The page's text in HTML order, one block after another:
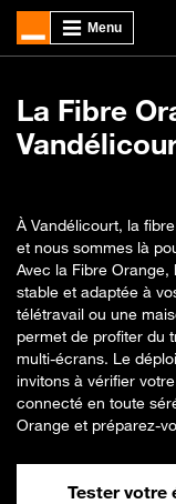
La Fibre
À Vandélicourt, la
et nous sommes là
Avec la Fibre Orange,
stable et adaptée à
télétravail ou une
permet de profiter du
multi-écrans. Le
invitons à vérifier
connecté en toute
Orange et préparez-
Tester votre